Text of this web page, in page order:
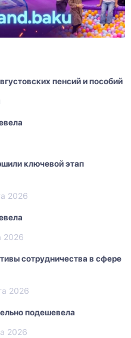
пенсий и пособий
ключевой этап
2026
2026
сотрудничества в сфере
2026
подешевела
2026